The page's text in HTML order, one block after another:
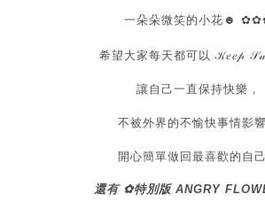
一朵朵微笑的小花☻
希望大家每天都可以𝒦𝑒𝑒𝓅
讓自己一直保持快樂，
不被外界的不愉快事情影響
開心簡單做回最喜歡的自己
還有 ✿特別版 ANGRY